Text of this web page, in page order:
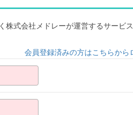
式会社メドレーが運営するサービス
会員登録済みの方はこちらから